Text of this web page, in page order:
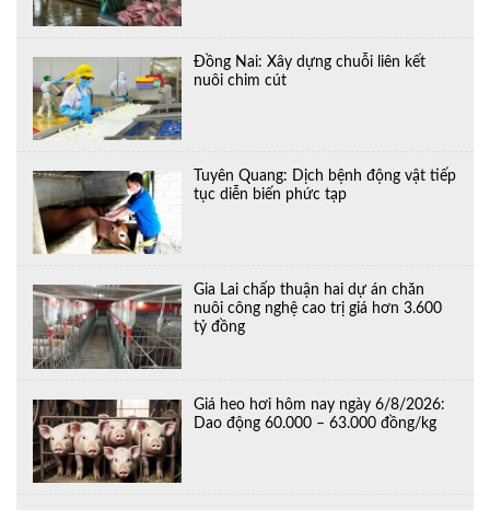
Đồng Nai: Xây dựng chuỗi liên kết
nuôi chim cút
Tuyên Quang: Dịch bệnh động vật tiếp
tục diễn biến phức tạp
Gia Lai chấp thuận hai dự án chăn
nuôi công nghệ cao trị giá hơn 3.600
tỷ đồng
Giá heo hơi hôm nay ngày 6/8/2026:
Dao động 60.000 – 63.000 đồng/kg